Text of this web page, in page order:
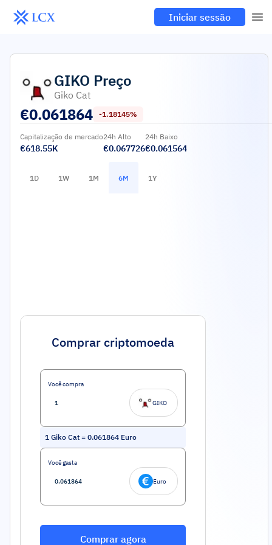
Iniciar sessão
GIKO Preço
Giko Cat
€0.061864 -1.18145%
Capitalização de mercado
€618.55K
24h Alto
€0.067726
24h Baixo
€0.061564
1D 1W 1M 6M 1Y
Comprar criptomoeda
Você compra
GIKO
1 Giko Cat = 0.061864 Euro
Você gasta
Euro
Comprar agora